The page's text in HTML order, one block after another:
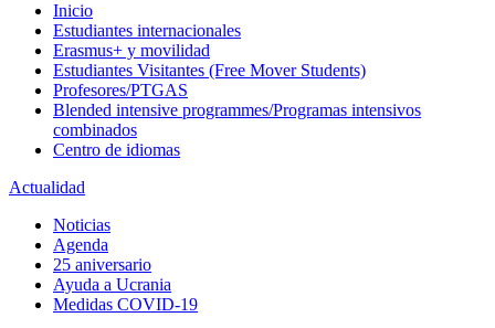
Inicio
Estudiantes internacionales
Erasmus+ y movilidad
Estudiantes Visitantes (Free Mover Students)
Profesores/PTGAS
Blended intensive programmes/Programas intensivos
combinados
Centro de idiomas
Actualidad
Noticias
Agenda
25 aniversario
Ayuda a Ucrania
Medidas COVID-19